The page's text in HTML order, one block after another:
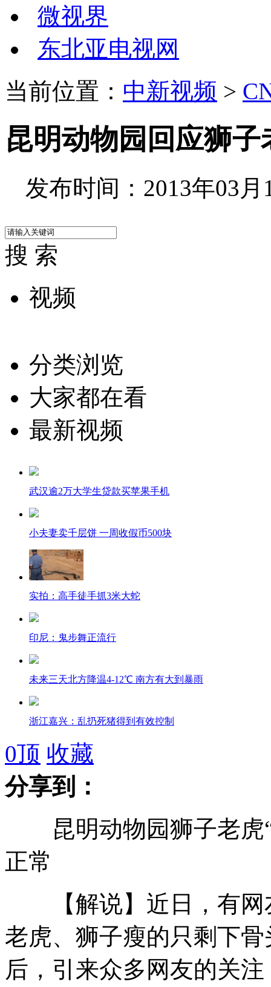
微视界
东北亚电视网
当前位置： 中新视频 >
昆明动物园回应狮
发布时间：2013年03月
搜 索
视频
分类浏览
大家都在看
最新视频
武汉逾2万大学生贷款买苹果手机
小夫妻卖千层饼 一周收假币500块
实拍：高手徒手抓3米大蛇
印尼：鬼步舞正流行
未来三天北方降温4-12℃ 南方有大到暴雨
浙江嘉兴：乱扔死猪得到有效控制
女子离婚两个月 主动复婚捐肝救夫
女孩带“妈妈骨灰”街头骗钱
“回忆牌婚礼”吸引大批“80后”
0顶 收藏
分享到：
昆明动物园狮子老虎“
正常
【解说】近日，有网
老虎、狮子瘦的只剩下
后，引来众多网友的关